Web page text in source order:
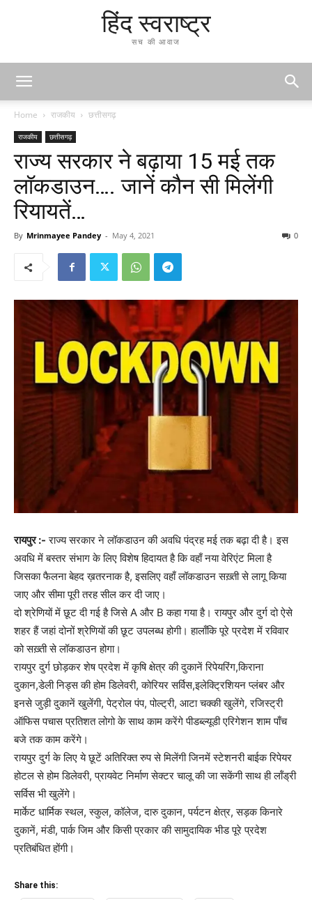
हिंद स्वराष्ट्र
सच की आवाज
Home राजकीय छत्तीसगढ़
राजकीय छत्तीसगढ़
राज्य सरकार ने बढ़ाया 15 मई तक
लॉकडाउन…. जानें कौन सी मिलेंगी
रियायतें…
By Mrinmayee Pandey - May 4, 2021 0
रायपुर :- राज्य सरकार ने लॉकडाउन की अवधि पंद्रह मई तक बढ़ा दी है। इस
अवधि में बस्तर संभाग के लिए विशेष हिदायत है कि वहाँ नया वेरिएंट मिला है
जिसका फैलना बेहद ख़तरनाक है, इसलिए वहाँ लॉकडाउन सख़्ती से लागू किया
जाए और सीमा पूरी तरह सील कर दी जाए।
दो श्रेणियों में छूट दी गई है जिसे A और B कहा गया है। रायपुर और दुर्ग दो ऐसे
शहर हैं जहां दोनों श्रेणियों की छूट उपलब्ध होगी। हालाँकि पूरे प्रदेश में रविवार
को सख़्ती से लॉकडाउन होगा।
रायपुर दुर्ग छोड़कर शेष प्रदेश में कृषि क्षेत्र की दुकानें रिपेयरिंग,किराना
दुकान,डेली निड्स की होम डिलेवरी, कोरियर सर्विस,इलेक्ट्रिशियन प्लंबर और
इनसे जुड़ी दुकानें खुलेंगी, पेट्रोल पंप, पोल्ट्री, आटा चक्की खुलेंगे, रजिस्ट्री
ऑफिस पचास प्रतिशत लोगो के साथ काम करेंगे पीडब्ल्यूडी एरिगेशन शाम पाँच
बजे तक काम करेंगे।
रायपुर दुर्ग के लिए ये छूटें अतिरिक्त रुप से मिलेंगी जिनमें स्टेशनरी बाईक रिपेयर
होटल से होम डिलेवरी, प्रायवेट निर्माण सेक्टर चालू की जा सकेंगी साथ ही लॉंड्री
सर्विस भी खुलेंगे।
मार्केट धार्मिक स्थल, स्कुल, कॉलेज, दारु दुकान, पर्यटन क्षेत्र, सड़क किनारे
दुकानें, मंडी, पार्क जिम और किसी प्रकार की सामुदायिक भीड पूरे प्रदेश
प्रतिबंधित होंगी।
Share this: